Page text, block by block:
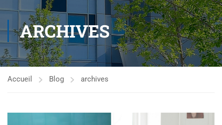
ARCHIVES
Accueil Blog archives